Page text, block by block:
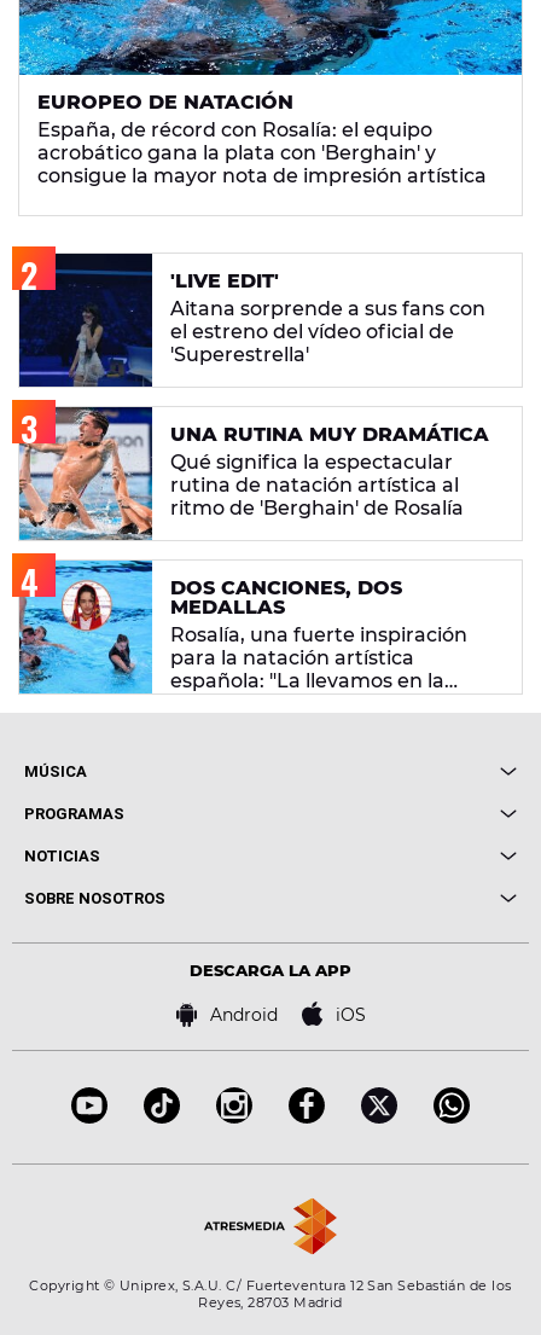
EUROPEO DE NATACIÓN
España, de récord con Rosalía: el equipo
acrobático gana la plata con 'Berghain' y
consigue la mayor nota de impresión artística
'LIVE EDIT'
Aitana sorprende a sus fans con
el estreno del vídeo oficial de
'Superestrella'
UNA RUTINA MUY DRAMÁTICA
Qué significa la espectacular
rutina de natación artística al
ritmo de 'Berghain' de Rosalía
DOS CANCIONES, DOS
MEDALLAS
Rosalía, una fuerte inspiración
para la natación artística
española: "La llevamos en la
MÚSICA
Local de Ensayo Europa FM
Conciertos
PROGRAMAS
Cuerpos especiales
Locutores Europa FM
NOTICIAS
Cine y Televisión
Virales
SOBRE NOSOTROS
Bases de concursos
DESCARGA LA APP
Android iOS
Copyright © Uniprex, S.A.U. C/ Fuerteventura 12 San Sebastián de los
Reyes, 28703 Madrid